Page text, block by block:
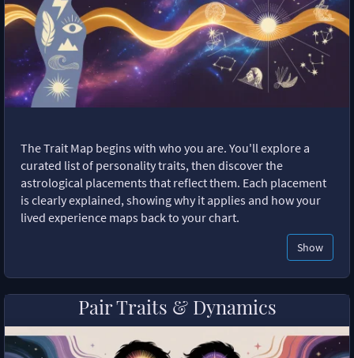
The Trait Map begins with who you are. You'll explore a
curated list of personality traits, then discover the
astrological placements that reflect them. Each placement
is clearly explained, showing why it applies and how your
lived experience maps back to your chart.
Show
Pair Traits & Dynamics